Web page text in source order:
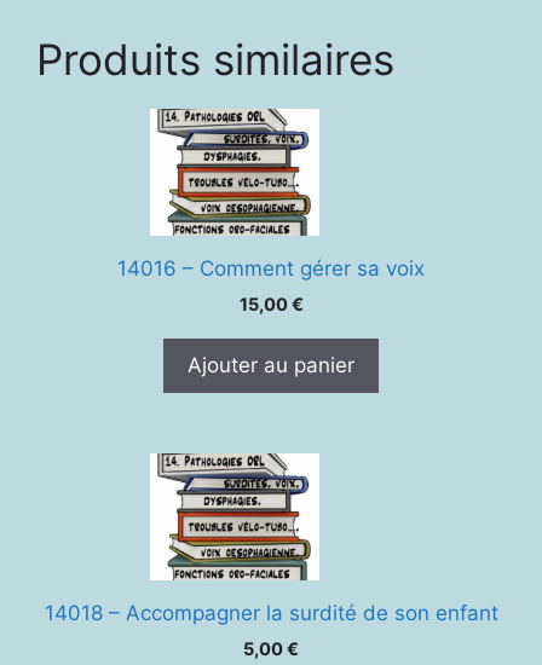
Produits similaires
14016 – Comment gérer sa voix
15,00€
Ajouter au panier
14018 – Accompagner la surdité de son enfant
5,00€